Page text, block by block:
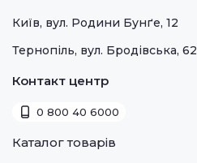
Київ, вул. Родини Бунґе, 12
Тернопіль, вул. Бродівська, 62
Контакт центр
0 800 40 6000
Каталог товарів